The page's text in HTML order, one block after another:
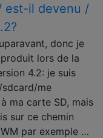
est-il devenu /
donc je
lors de la
4.2: je suis
me
ma carte SD, mais
sur ce chemin
par exemple …